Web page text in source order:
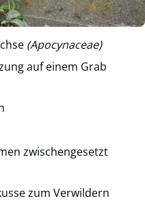
(Apocynaceae)
auf einem Grab
zwischengesetzt
zum Verwildern